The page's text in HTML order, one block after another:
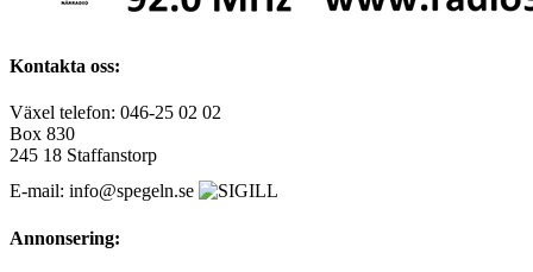
Kontakta oss:
Växel telefon: 046-25 02 02
Box 830
245 18 Staffanstorp
E-mail: info@spegeln.se
Annonsering: